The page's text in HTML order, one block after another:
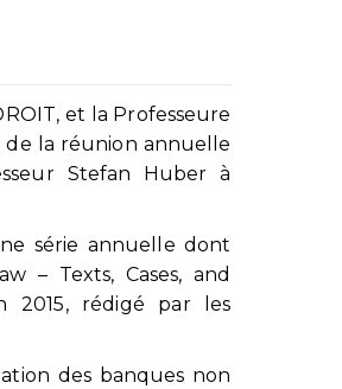
et la Professeure
de la réunion annuelle
Stefan Huber à
série annuelle dont
– Texts, Cases, and
2015, rédigé par les
des banques non